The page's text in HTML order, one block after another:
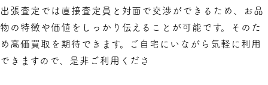
出張査定では直接査定員と対面で交渉ができるため、お品
物の特徴や価値をしっかり伝えることが可能です。そのた
め高価買取を期待できます。ご自宅にいながら気軽に利用
できますので、是非ご利用くださ